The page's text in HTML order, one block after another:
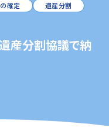
確定
遺産分割
産分割協議で納